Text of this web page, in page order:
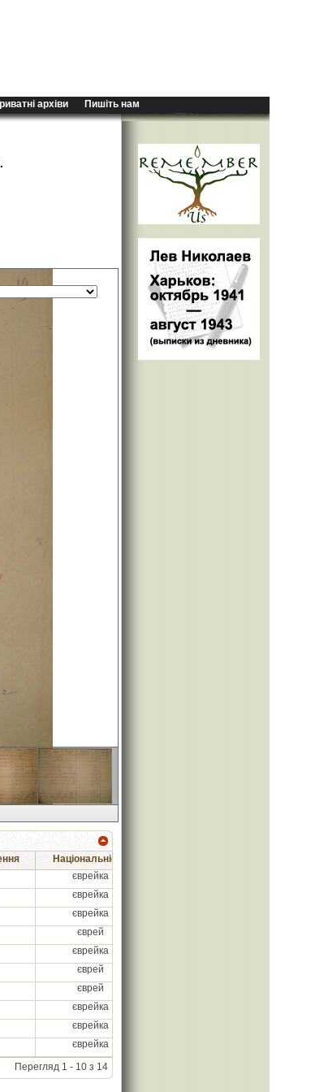
архіви Пишіть нам
Національність
єврейка
єврейка
єврейка
єврей
єврейка
єврей
єврей
єврейка
єврейка
єврейка
Перегляд 1 - 10 з 14